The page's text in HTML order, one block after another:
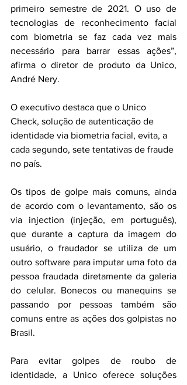
primeiro semestre de 2021. O uso de
tecnologias de reconhecimento facial
com biometria se faz cada vez mais
necessário para barrar essas ações”,
afirma o diretor de produto da Unico,
André Nery.
O executivo destaca que o Unico
Check, solução de autenticação de
identidade via biometria facial, evita, a
cada segundo, sete tentativas de fraude
no país.
Os tipos de golpe mais comuns, ainda
de acordo com o levantamento, são os
via injection (injeção, em português),
que durante a captura da imagem do
usuário, o fraudador se utiliza de um
outro software para imputar uma foto da
pessoa fraudada diretamente da galeria
do celular. Bonecos ou manequins se
passando por pessoas também são
comuns entre as ações dos golpistas no
Brasil.
Para evitar golpes de roubo de
identidade, a Unico oferece soluções